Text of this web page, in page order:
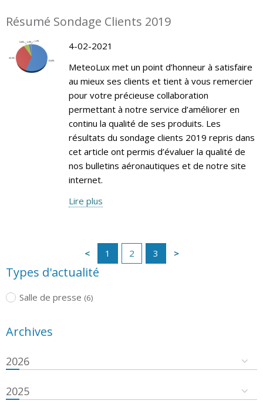
Résumé Sondage Clients 2019
4-02-2021
MeteoLux met un point d’honneur à satisfaire
au mieux ses clients et tient à vous remercier
pour votre précieuse collaboration
permettant à notre service d’améliorer en
continu la qualité de ses produits. Les
résultats du sondage clients 2019 repris dans
cet article ont permis d’évaluer la qualité de
nos bulletins aéronautiques et de notre site
internet.
Lire plus
1 2 3
Types d'actualité
Salle de presse (6)
Archives
2026
2025